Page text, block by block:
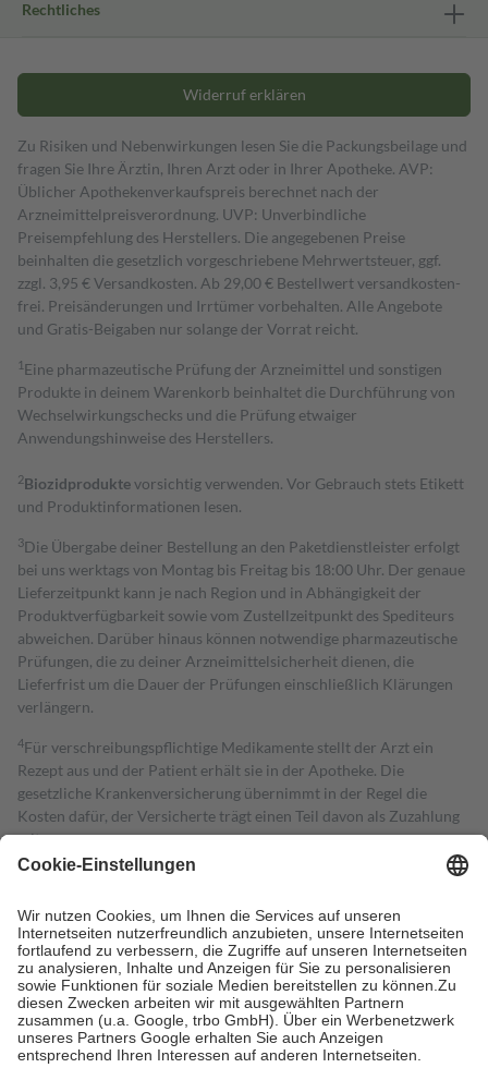
Rechtliches
Widerruf erklären
Zu Risiken und Nebenwirkungen lesen Sie die Packungsbeilage und
fragen Sie Ihre Ärztin, Ihren Arzt oder in Ihrer Apotheke. AVP:
Üblicher Apothekenverkaufspreis berechnet nach der
Arzneimittelpreisverordnung. UVP: Unverbindliche
Preisempfehlung des Herstellers. Die angegebenen Preise
beinhalten die gesetzlich vorgeschriebene Mehrwertsteuer, ggf.
zzgl. 3,95 € Versandkosten. Ab 29,00 € Bestell­wert versand­kosten­
frei. Preisänderungen und Irrtümer vorbehalten. Alle Angebote
und Gratis-Beigaben nur solange der Vorrat reicht.
1 Eine pharmazeutische Prüfung der Arzneimittel und sonstigen
Produkte in deinem Warenkorb beinhaltet die Durchführung von
Wechselwirkungschecks und die Prüfung etwaiger
Anwendungshinweise des Herstellers.
2Biozidproduktevorsichtig verwenden. Vor Gebrauch stets Etikett
und Produktinformationen lesen.
3Die Übergabe deiner Bestellung an den Paketdienstleister erfolgt
bei uns werktags von Montag bis Freitag bis 18:00 Uhr. Der genaue
Lieferzeitpunkt kann je nach Region und in Abhängigkeit der
Produktverfügbarkeit sowie vom Zustellzeitpunkt des Spediteurs
abweichen. Darüber hinaus können notwendige pharmazeutische
Prüfungen, die zu deiner Arzneimittelsicherheit dienen, die
Lieferfrist um die Dauer der Prüfungen einschließlich Klärungen
verlängern.
4Für verschreibungspflichtige Medikamente stellt der Arzt ein
Rezept aus und der Patient erhält sie in der Apotheke. Die
gesetzliche Krankenversicherung übernimmt in der Regel die
Kosten dafür, der Versicherte trägt einen Teil davon als Zuzahlung
mit.
Grundsätzlich leisten Mitglieder Zuzahlungen in Höhe von zehn
höchstens zehn Euro.
Es sind jedoch nie mehr als die tatsächlichen
Kosten der Leistung zu entrichten.
Diese Regeln gelten grundsätzlich auch für Online-Apotheken.
Bei Heilmitteln und häuslicher Krankenpflege beträgt die
Zuzahlung zehn Prozent der Kosten sowie zehn Euro je
Verordnung.
Um das Engagement der Versicherten für ihre eigene Gesundheit zu
stärken und die besondere Stellung der Familie zu unterstützen,